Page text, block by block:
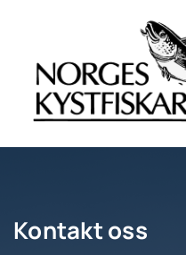
Kontakt oss